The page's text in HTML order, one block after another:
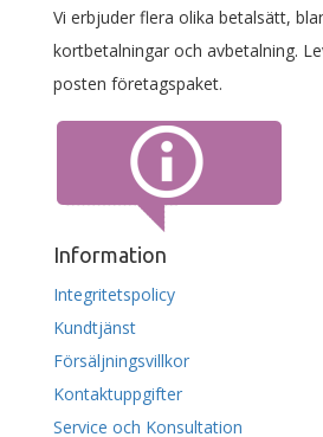
Vi erbjuder flera olika betalsätt,
kortbetalningar och avbetalning.
posten företagspaket.
Information
Integritetspolicy
Kundtjänst
Försäljningsvillkor
Kontaktuppgifter
Service och Konsultation